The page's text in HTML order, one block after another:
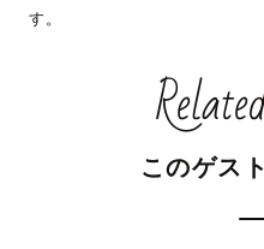
📷 大手ソニー様の公式講師
--- 自己紹介 ---
す。
このゲス